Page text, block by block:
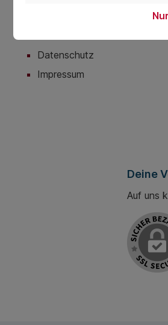
Datenschutz
Impressum
Deine
Auf uns